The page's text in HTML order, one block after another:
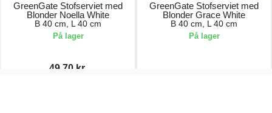
GreenGate Stofserviet med
Blonder Noella White
B 40 cm, L 40 cm
På lager
49,70 kr.
GreenGate Stofserviet med
Blonder Grace White
B 40 cm, L 40 cm
På lager